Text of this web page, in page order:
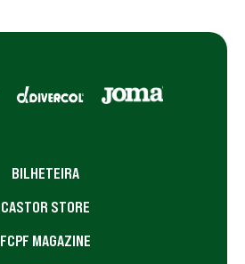
BILHETEIRA
CASTOR STORE
FCPF MAGAZINE